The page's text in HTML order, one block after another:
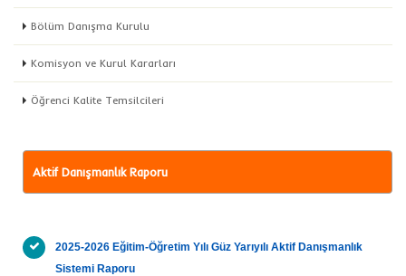
Bölüm Danışma Kurulu
Komisyon ve Kurul Kararları
Öğrenci Kalite Temsilcileri
Aktif Danışmanlık Raporu
2025-2026 Eğitim-Öğretim Yılı Güz Yarıyılı Aktif Danışmanlık
Sistemi Raporu